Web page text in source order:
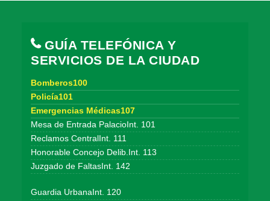
GUÍA TELEFÓNICA Y
SERVICIOS DE LA CIUDAD
Bomberos100
Policía101
Emergencias Médicas107
Mesa de Entrada PalacioInt. 101
Reclamos CentralInt. 111
Honorable Concejo Delib.Int. 113
Juzgado de FaltasInt. 142
Guardia UrbanaInt. 120